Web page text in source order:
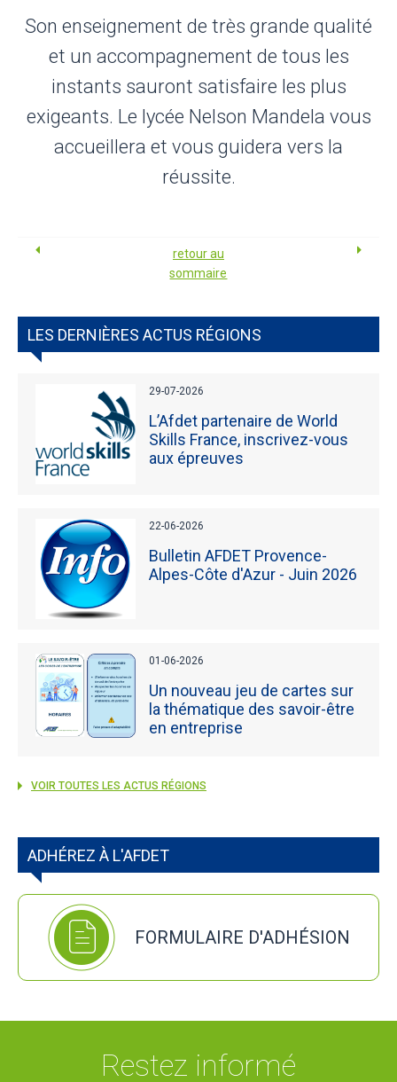
Son enseignement de très grande qualité
et un accompagnement de tous les
instants sauront satisfaire les plus
exigeants. Le lycée Nelson Mandela vous
accueillera et vous guidera vers la
réussite.
retour au
sommaire
LES DERNIÈRES ACTUS RÉGIONS
29-07-2026
L’Afdet partenaire de World
Skills France, inscrivez-vous
aux épreuves
22-06-2026
Bulletin AFDET Provence-
Alpes-Côte d'Azur - Juin 2026
01-06-2026
Un nouveau jeu de cartes sur
la thématique des savoir-être
en entreprise
VOIR TOUTES LES ACTUS RÉGIONS
ADHÉREZ À L'AFDET
FORMULAIRE D'ADHÉSION
Restez informé